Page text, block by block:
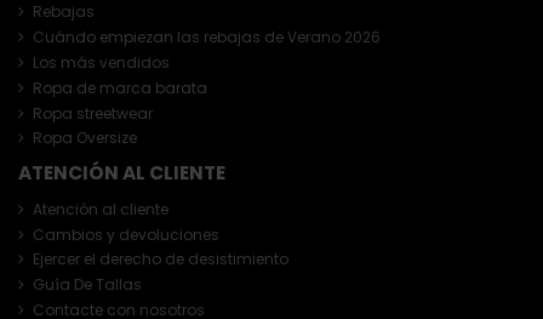
Rebajas
Cuándo empiezan las rebajas de Verano 2026
Los más vendidos
Ropa de marca barata
Ropa streetwear
Ropa Oversize
ATENCIÓN AL CLIENTE
Atención al cliente
Cambios y devoluciones
Ejercer el derecho de desistimiento
Guía De Tallas
Contacte con nosotros